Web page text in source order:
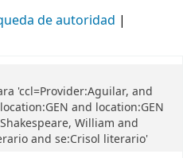
de autoridad
'ccl=Provider:Aguilar, and
and location:GEN
William and
and se:Crisol literario'